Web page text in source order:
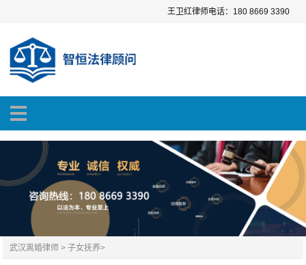
王卫红律师电话：180 8669 3390
武汉离婚律师 >子女抚养>